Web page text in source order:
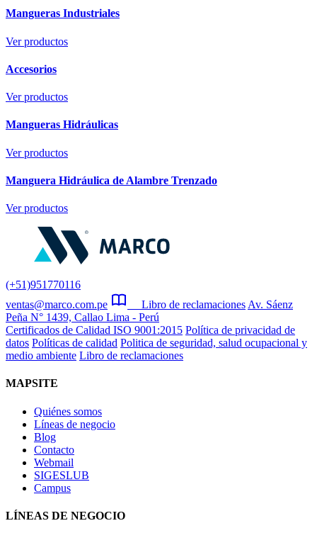
Mangueras Industriales
Ver productos
Accesorios
Ver productos
Mangueras Hidráulicas
Ver productos
Manguera Hidráulica de Alambre Trenzado
Ver productos
(+51)951770116
ventas@marco.com.pe
Libro de reclamaciones Av. Sáenz
Peña N° 1439, Callao Lima - Perú
Certificados de Calidad ISO 9001:2015 Política de privacidad de
datos Políticas de calidad Politica de seguridad, salud ocupacional y
medio ambiente Libro de reclamaciones
MAPSITE
Quiénes somos
Líneas de negocio
Blog
Contacto
Webmail
SIGESLUB
Campus
LÍNEAS DE NEGOCIO